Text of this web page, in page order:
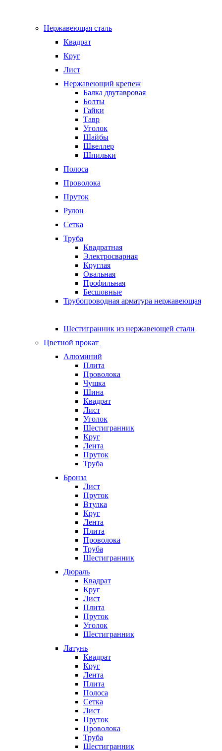
Нержавеющая сталь
Квадрат
Круг
Лист
Нержавеющий крепеж
Балка двутавровая
Болты
Гайки
Тавр
Уголок
Шайбы
Швеллер
Шпильки
Полоса
Проволока
Пруток
Рулон
Сетка
Труба
Квадратная
Электросварная
Круглая
Овальная
Профильная
Бесшовные
Трубопроводная арматура нержавеющая
Шестигранник из нержавеющей стали
Цветной прокат
Алюминий
Плита
Проволока
Чушка
Шина
Квадрат
Лист
Уголок
Шестигранник
Круг
Лента
Пруток
Труба
Бронза
Лист
Пруток
Втулка
Круг
Лента
Плита
Проволока
Труба
Шестигранник
Дюраль
Квадрат
Круг
Лист
Плита
Пруток
Уголок
Шестигранник
Латунь
Квадрат
Круг
Лента
Плита
Полоса
Сетка
Лист
Пруток
Проволока
Труба
Шестигранник